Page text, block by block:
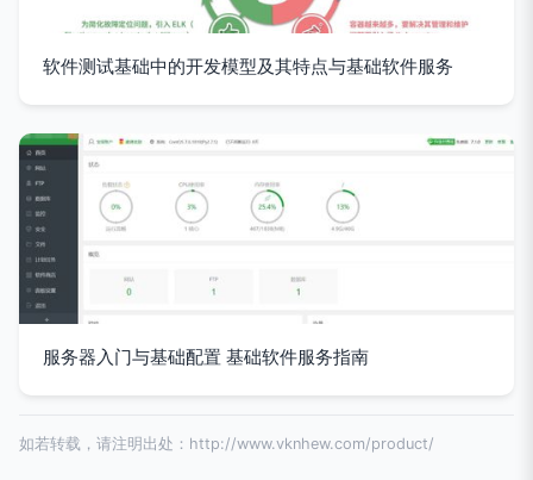
软件测试基础中的开发模型及其特点与基础软件服务
服务器入门与基础配置 基础软件服务指南
如若转载，请注明出处：http://www.vknhew.com/product/